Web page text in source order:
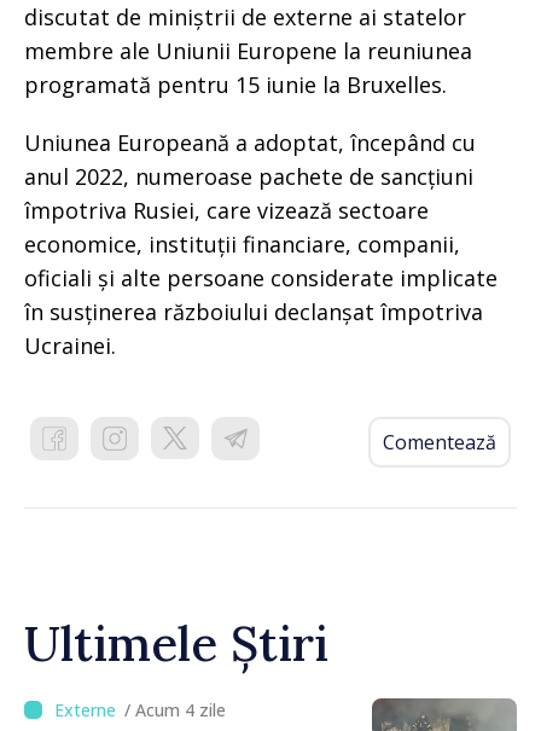
discutat de miniștrii de externe ai statelor
membre ale Uniunii Europene la reuniunea
programată pentru 15 iunie la Bruxelles.
Uniunea Europeană a adoptat, începând cu
anul 2022, numeroase pachete de sancțiuni
împotriva Rusiei, care vizează sectoare
economice, instituții financiare, companii,
oficiali și alte persoane considerate implicate
în susținerea războiului declanșat împotriva
Ucrainei.
Comentează
Ultimele Știri
/ Acum 4 zile